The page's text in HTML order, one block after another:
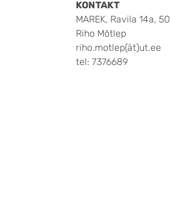
KONTAKT
MAREK, Ravila 14a,
Riho Mõtlep
riho.motlep(ät)ut.ee
tel: 7376689